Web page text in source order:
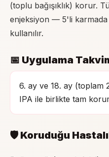
(toplu bağışıklık) korur.
enjeksiyon — 5'li
kullanılır.
📅 Uygulama
6. ay ve 18. ay (toplam
IPA ile birlikte tam
🛡 Koruduğu